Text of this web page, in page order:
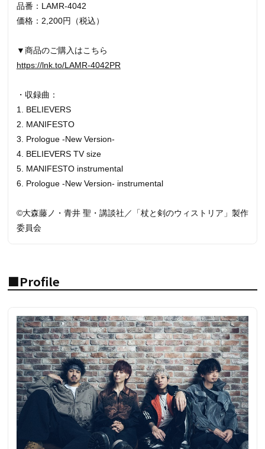
品番：LAMR-4042
価格：2,200円（税込）
▼商品のご購入はこちら
https://lnk.to/LAMR-4042PR
・収録曲：
1. BELIEVERS
2. MANIFESTO
3. Prologue -New Version-
4. BELIEVERS TV size
5. MANIFESTO instrumental
6. Prologue -New Version- instrumental
©大森藤ノ・青井 聖・講談社／「杖と剣のウィストリア」製作
委員会
■Profile